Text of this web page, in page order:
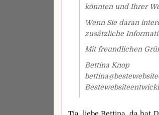
könnten und Ihrer
Wenn Sie daran
zusätzliche
Mit freundlichen
Bettina Knop